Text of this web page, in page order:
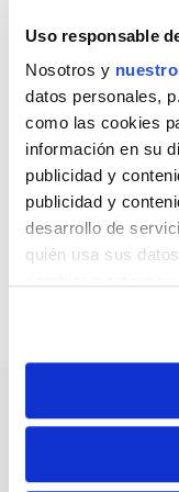
Uso responsable
Nosotros y
datos personales,
como las cookies
información en su
publicidad y
publicidad y
desarrollo de
quién usa sus
Si lo permite,
Recopilar
franquicia,
cubren
coste, en
franquicia
cualquier
caso de
Quiero
Seguros